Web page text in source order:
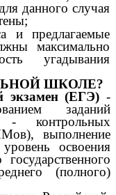
данного случая
и предлагаемые
максимально
угадывания
ШКОЛЕ?
экзамен (ЕГЭ) -
заданий
- контрольных
выполнение
освоения
(полного)